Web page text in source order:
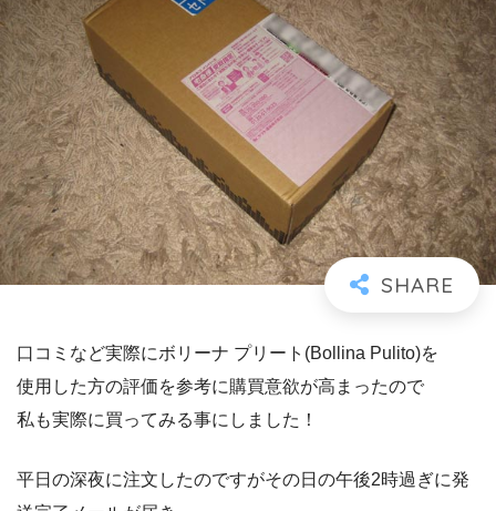
口コミなど実際にボリーナ プリート(Bollina Pulito)を
使用した方の評価を参考に購買意欲が高まったので
私も実際に買ってみる事にしました！
平日の深夜に注文したのですがその日の午後2時過ぎに発